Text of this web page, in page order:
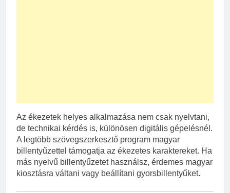
Az ékezetek helyes alkalmazása nem csak nyelvtani,
de technikai kérdés is, különösen digitális gépelésnél.
A legtöbb szövegszerkesztő program magyar
billentyűzettel támogatja az ékezetes karaktereket. Ha
más nyelvű billentyűzetet használsz, érdemes magyar
kiosztásra váltani vagy beállítani gyorsbillentyűket.